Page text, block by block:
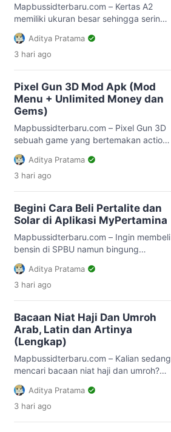
adha padahal sama dua rakaatnya […]
Mapbussidterbaru.com – Kertas A2
memiliki ukuran besar sehingga sering
sekali digunakan untuk kebutuhan
percetakan. Untuk penggunaan harian,
ukuran kertas A2 dianggap terlalu
demikian, kertas ini tetap digunakan
untuk berbagai kebutuhan. Pada artikel
ini kita akan membahas tentang kertas
A2 mulai dari ukuran hingga fungsinya.
Diharapkan dengan mengetahui […]
Aditya Pratama
3 hari ago
Pixel Gun 3D Mod Apk (Mod
Menu + Unlimited Money dan
Gems)
Mapbussidterbaru.com – Pixel Gun 3D
sebuah game yang bertemakan action
ini bisa sangat menjadi rekomendasi
kamu. Bahkan game ini merupakan
sebuah game yang unik jika kamu
game action yang berupa tembak-
tembakan. Sebuah game yang bisa
kamu mainkan sendirian maupun
bersama dengan teman. Jika kamu
penasaran […]
Aditya Pratama
3 hari ago
Begini Cara Beli Pertalite dan
Solar di Aplikasi MyPertamina
Mapbussidterbaru.com – Ingin membeli
bensin di SPBU namun bingung
bagaimana caranya? Tenang saja,
berikut ini cara beli pertalite dan solar
di aplikasi MyPertamina dengan
Pertamina selaku penjual bensin yang
sudah lama eksis melayani masyarakat
di seluruh indonesia, kini telah
mengeluarkan aturan yang terbaru jika
ingin melakukan […]
Aditya Pratama
3 hari ago
Bacaan Niat Haji Dan Umroh
Arab, Latin dan Artinya
(Lengkap)
Mapbussidterbaru.com – Kalian sedang
mencari bacaan niat haji dan umroh?
kebetulan sekali karena pada
kesempatan kali ini
mapbussidterbaru.com akan
Aditya Pratama
3 hari ago